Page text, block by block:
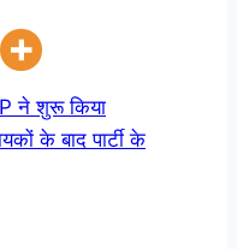
ने शुरू किया
के बाद पार्टी के